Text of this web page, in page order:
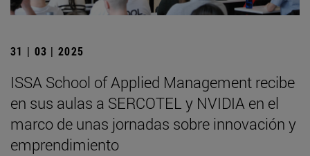
31 | 03 | 2025
ISSA School of Applied Management recibe
en sus aulas a SERCOTEL y NVIDIA en el
marco de unas jornadas sobre innovación y
emprendimiento